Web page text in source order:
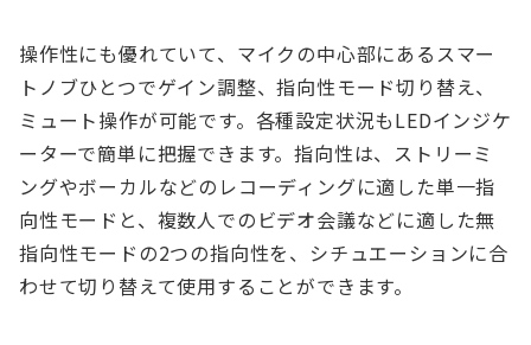
操作性にも優れていて、マイクの中心部にあるスマー
トノブひとつでゲイン調整、指向性モード切り替え、
ミュート操作が可能です。各種設定状況もLEDインジケ
ーターで簡単に把握できます。指向性は、ストリーミ
ングやボーカルなどのレコーディングに適した単一指
向性モードと、複数人でのビデオ会議などに適した無
指向性モードの2つの指向性を、シチュエーションに合
わせて切り替えて使用することができます。